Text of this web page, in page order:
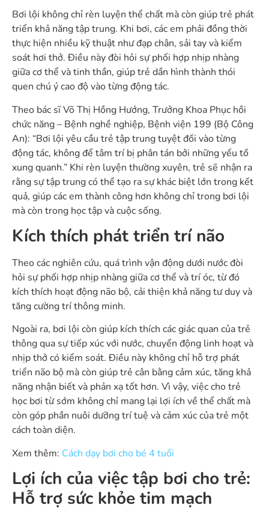
Bơi lội không chỉ rèn luyện thể chất mà còn giúp trẻ phát
triển khả năng tập trung. Khi bơi, các em phải đồng thời
thực hiện nhiều kỹ thuật như đạp chân, sải tay và kiểm
soát hơi thở. Điều này đòi hỏi sự phối hợp nhịp nhàng
giữa cơ thể và tinh thần, giúp trẻ dần hình thành thói
quen chú ý cao độ vào từng động tác.
Theo bác sĩ Võ Thị Hồng Hướng, Trưởng Khoa Phục hồi
chức năng – Bệnh nghề nghiệp, Bệnh viện 199 (Bộ Công
An): “Bơi lội yêu cầu trẻ tập trung tuyệt đối vào từng
động tác, không để tâm trí bị phân tán bởi những yếu tố
xung quanh.” Khi rèn luyện thường xuyên, trẻ sẽ nhận ra
rằng sự tập trung có thể tạo ra sự khác biệt lớn trong kết
quả, giúp các em thành công hơn không chỉ trong bơi lội
mà còn trong học tập và cuộc sống.
Kích thích phát triển trí não
Theo các nghiên cứu, quá trình vận động dưới nước đòi
hỏi sự phối hợp nhịp nhàng giữa cơ thể và trí óc, từ đó
kích thích hoạt động não bộ, cải thiện khả năng tư duy và
tăng cường trí thông minh.
Ngoài ra, bơi lội còn giúp kích thích các giác quan của trẻ
thông qua sự tiếp xúc với nước, chuyển động linh hoạt và
nhịp thở có kiểm soát. Điều này không chỉ hỗ trợ phát
triển não bộ mà còn giúp trẻ cân bằng cảm xúc, tăng khả
năng nhận biết và phản xạ tốt hơn. Vì vậy, việc cho trẻ
học bơi từ sớm không chỉ mang lại lợi ích về thể chất mà
còn góp phần nuôi dưỡng trí tuệ và cảm xúc của trẻ một
cách toàn diện.
Xem thêm: Cách dạy bơi cho bé 4 tuổi
Lợi ích của việc tập bơi cho trẻ:
Hỗ trợ sức khỏe tim mạch